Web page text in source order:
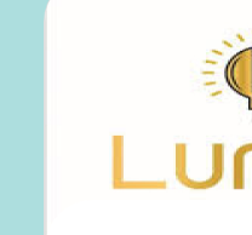
A EMPRESA
PROPOSTA O